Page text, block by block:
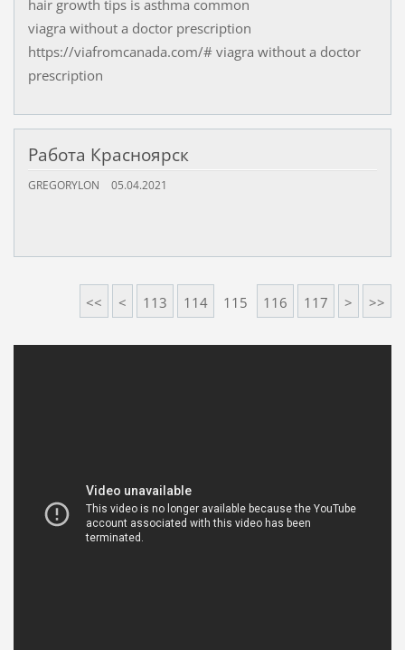
hair growth tips is asthma common
viagra without a doctor prescription
https://viafromcanada.com/# viagra without a doctor
prescription
Работа Красноярск
GREGORYLON 05.04.2021
<< < 113 114 115 116 117 > >>